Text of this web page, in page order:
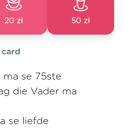
20 zł 50 zł
ma se 75ste
die Vader ma
se liefde